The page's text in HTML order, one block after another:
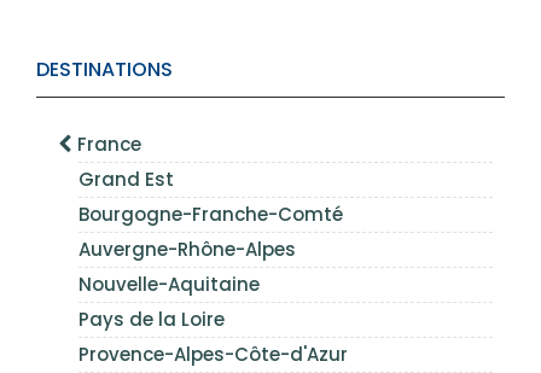
DESTINATIONS
France
Grand Est
Bourgogne-Franche-Comté
Auvergne-Rhône-Alpes
Nouvelle-Aquitaine
Pays de la Loire
Provence-Alpes-Côte-d'Azur